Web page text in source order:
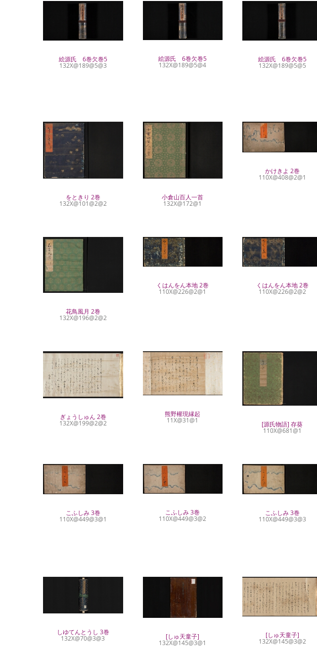
絵源氏 6巻欠巻5
132X@189@5@3
絵源氏 6巻欠巻5
132X@189@5@4
絵源氏 6巻欠巻5
132X@189@5@5
をときり 2巻
132X@101@2@2
小倉山百人一首
132X@172@1
かけきよ 2巻
110X@408@2@1
花鳥風月 2巻
132X@196@2@2
くはんをん本地 2巻
110X@226@2@1
くはんをん本地 2巻
110X@226@2@2
ぎょうしゅん 2巻
132X@199@2@2
熊野權現縁起
11X@31@1 [源氏物語] 存葵
110X@681@1
こふしみ 3巻
110X@449@3@1
こふしみ 3巻
110X@449@3@2
こふしみ 3巻
110X@449@3@3
しゆてんとうし 3巻
132X@70@3@3 [しゅ天童子]
132X@145@3@1
[しゅ天童子]
132X@145@3@2